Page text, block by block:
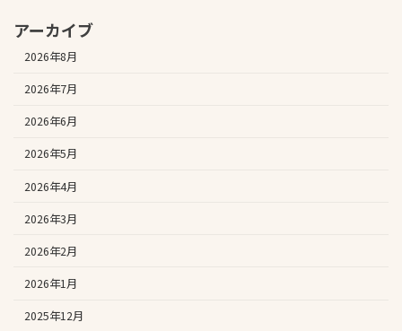
アーカイブ
2026年8月
2026年7月
2026年6月
2026年5月
2026年4月
2026年3月
2026年2月
2026年1月
2025年12月